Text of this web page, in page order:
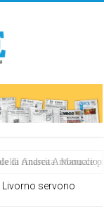
di Andrea Antonuccio
rinascita.
Livorno servono